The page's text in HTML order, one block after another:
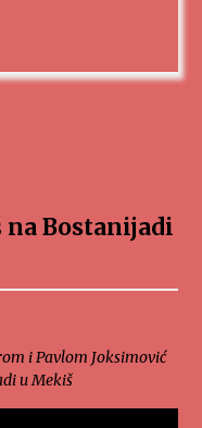
Bostanijadi
i Pavlom Joksimović
u Mekiš